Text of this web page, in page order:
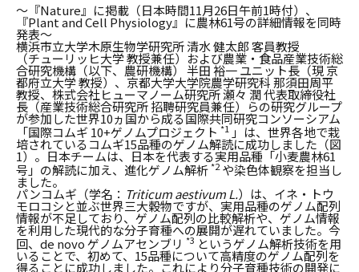
～『Nature』に掲載（日本時間11月26日午前1時付）、
『Plant and Cell Physiology』に農林61号の詳細情報を同時
発表～
横浜市立大学木原生物学研究所 清水 健太郎 客員教授
（チューリッヒ大学 教授兼任）および農業・食品産業技術総
合研究機構（以下、農研機構） 半田 裕一 ユニット長（現 京
都府立大学 教授）、京都大学大学院農学研究科 那須田周平
教授、株式会社ヒューマノーム研究所 瀬々 潤 代表取締役社
長（産業技術総合研究所 招聘研究員兼任）らの研究グループ
が参加した世界10ヵ国から成る国際共同研究コンソーシアム
「国際コムギ 10+ゲノムプロジェクト *1 」は、世界各地で栽
培されているコムギ15品種のゲノム解読に成功しました（図
1）。日本チームは、日本を代表する実用品種「小麦農林61
号」の解読に加え、進化ゲノム解析*2 や染色体観察を担当し
ました。
パンコムギ（学名： Triticum aestivum L.）は、イネ・トウ
モロコシと並ぶ世界三大穀物ですが、実用品種のゲノム配列
情報が不足しており、ゲノム配列の比較解析や、ゲノム情報
を利用した現代的な分子育種への展開が遅れていました。今
回、de novo ゲノムアセンブリ *3 というゲノム解析技術を用
いることで、初めて、15品種について高精度のゲノム配列を
得ることに成功しました。これにより分子育種技術の開発に